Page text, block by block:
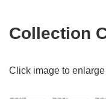
Collection
Click image to